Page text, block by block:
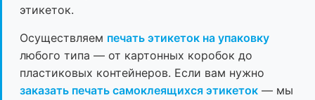
этикеток.
Осуществляем печать этикеток на упаковку
любого типа — от картонных коробок до
пластиковых контейнеров. Если вам нужно
заказать печать самоклеящихся этикеток — мы